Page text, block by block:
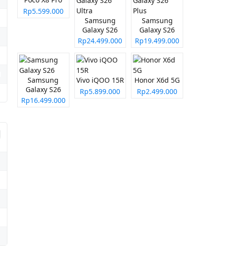
Rp5.599.000
Samsung
Galaxy S26
Ultra
Rp24.499.000
Samsung
Galaxy S26
Plus
Rp19.499.000
Samsung
Galaxy S26
Rp16.499.000
Vivo iQOO 15R
Rp5.899.000
Honor X6d 5G
Rp2.499.000